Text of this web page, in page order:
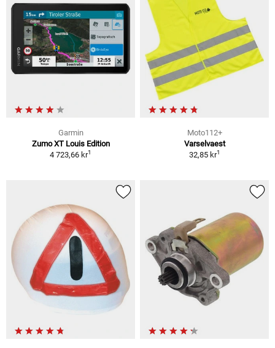
Garmin
Zumo XT Louis Edition
4 723,66 kr1
Moto112+
Varselvaest
32,85 kr1